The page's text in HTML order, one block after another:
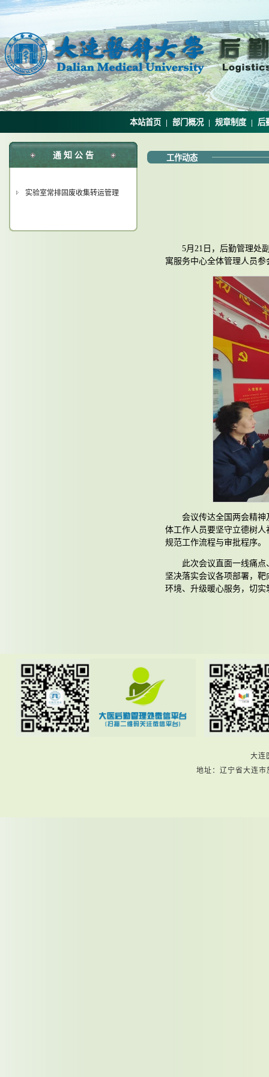
本站首页 | 部门概况 | 规章制度 | 后
通 知 公 告
实验室常排固废收集转运管理
工作动态
5月21日，后勤管理处
寓服务中心全体管理人员参
会议传达全国两会精
体工作人员要坚守立德树
规范工作流程与审批程序。
此次会议直面一线痛
坚决落实会议各项部署，
环境、升级暖心服务，切
大连
地址：辽宁省大连